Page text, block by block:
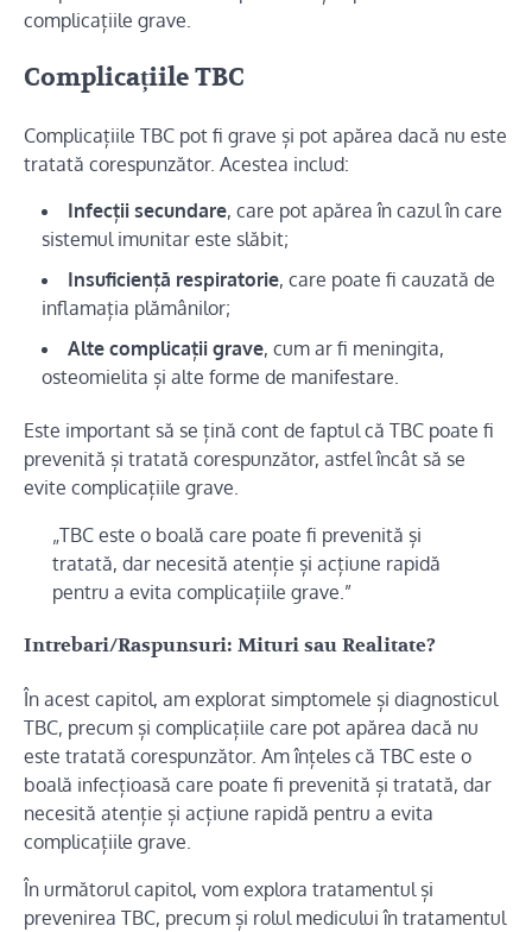
complicațiile grave.
Complicațiile TBC
Complicațiile TBC pot fi grave și pot apărea dacă nu este
tratată corespunzător. Acestea includ:
Infecții secundare, care pot apărea în cazul în care
sistemul imunitar este slăbit;
Insuficiență respiratorie, care poate fi cauzată de
inflamația plămânilor;
Alte complicații grave, cum ar fi meningita,
osteomielita și alte forme de manifestare.
Este important să se țină cont de faptul că TBC poate fi
prevenită și tratată corespunzător, astfel încât să se
evite complicațiile grave.
„TBC este o boală care poate fi prevenită și
tratată, dar necesită atenție și acțiune rapidă
pentru a evita complicațiile grave.”
Intrebari/Raspunsuri: Mituri sau Realitate?
În acest capitol, am explorat simptomele și diagnosticul
TBC, precum și complicațiile care pot apărea dacă nu
este tratată corespunzător. Am înțeles că TBC este o
boală infecțioasă care poate fi prevenită și tratată, dar
necesită atenție și acțiune rapidă pentru a evita
complicațiile grave.
În următorul capitol, vom explora tratamentul și
prevenirea TBC, precum și rolul medicului în tratamentul